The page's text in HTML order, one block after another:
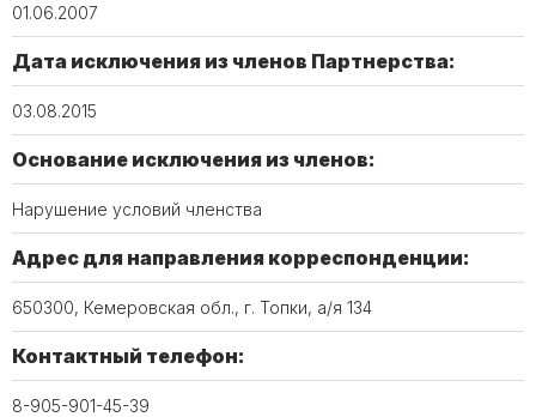
01.06.2007
Дата исключения из членов Партнерства:
03.08.2015
Основание исключения из членов:
Нарушение условий членства
Адрес для направления корреспонденции:
650300, Кемеровская обл., г. Топки, а/я 134
Контактный телефон:
8-905-901-45-39